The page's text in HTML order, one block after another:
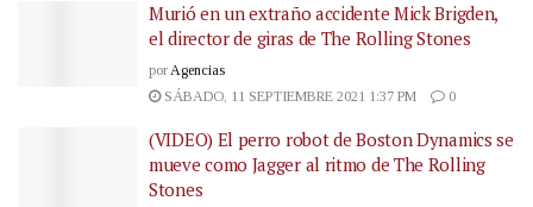
Murió en un extraño accidente Mick Brigden,
el director de giras de The Rolling Stones
porAgencias
SÁBADO, 11 SEPTIEMBRE 2021 1:37 PM
0
(VIDEO) El perro robot de Boston Dynamics se
mueve como Jagger al ritmo de The Rolling
Stones